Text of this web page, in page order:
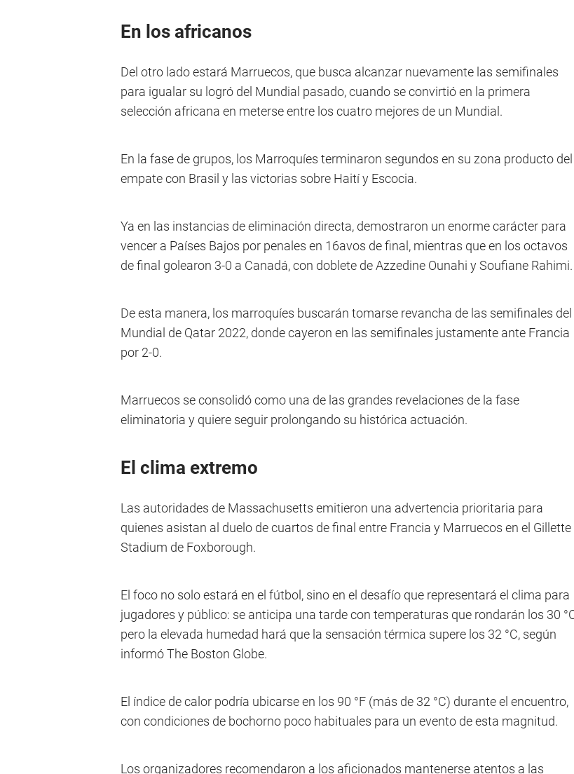
En los africanos
Del otro lado estará Marruecos, que busca alcanzar nuevamente las semifinales
para igualar su logró del Mundial pasado, cuando se convirtió en la primera
selección africana en meterse entre los cuatro mejores de un Mundial.
En la fase de grupos, los Marroquíes terminaron segundos en su zona producto del
empate con Brasil y las victorias sobre Haití y Escocia.
Ya en las instancias de eliminación directa, demostraron un enorme carácter para
vencer a Países Bajos por penales en 16avos de final, mientras que en los octavos
de final golearon 3-0 a Canadá, con doblete de Azzedine Ounahi y Soufiane Rahimi.
De esta manera, los marroquíes buscarán tomarse revancha de las semifinales del
Mundial de Qatar 2022, donde cayeron en las semifinales justamente ante Francia
por 2-0.
Marruecos se consolidó como una de las grandes revelaciones de la fase
eliminatoria y quiere seguir prolongando su histórica actuación.
El clima extremo
Las autoridades de Massachusetts emitieron una advertencia prioritaria para
quienes asistan al duelo de cuartos de final entre Francia y Marruecos en el Gillette
Stadium de Foxborough.
El foco no solo estará en el fútbol, sino en el desafío que representará el clima para
jugadores y público: se anticipa una tarde con temperaturas que rondarán los 30
pero la elevada humedad hará que la sensación térmica supere los 32 °C, según
informó The Boston Globe.
El índice de calor podría ubicarse en los 90 °F (más de 32 °C) durante el encuentro,
con condiciones de bochorno poco habituales para un evento de esta magnitud.
Los organizadores recomendaron a los aficionados mantenerse atentos a las